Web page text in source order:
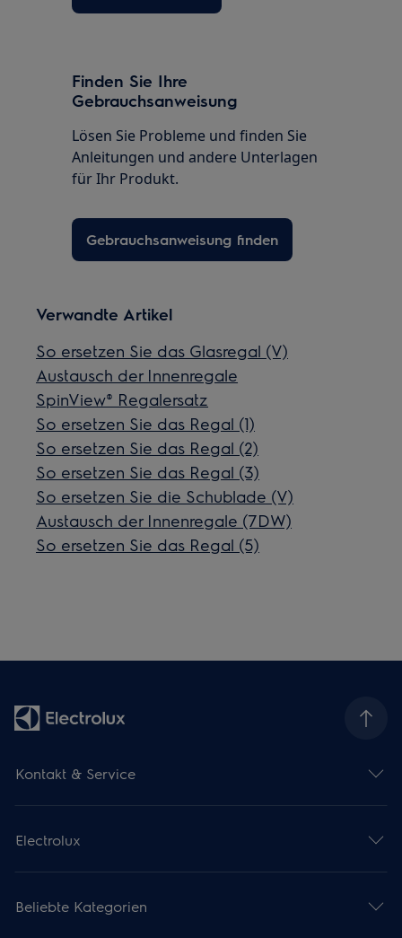
Finden Sie Ihre
Gebrauchsanweisung
Lösen Sie Probleme und finden Sie
Anleitungen und andere Unterlagen
für Ihr Produkt.
Gebrauchsanweisung finden
Verwandte Artikel
So ersetzen Sie das Glasregal (V)
Austausch der Innenregale
SpinView® Regalersatz
So ersetzen Sie das Regal (1)
So ersetzen Sie das Regal (2)
So ersetzen Sie das Regal (3)
So ersetzen Sie die Schublade (V)
Austausch der Innenregale (7DW)
So ersetzen Sie das Regal (5)
Kontakt & Service
Electrolux
Beliebte Kategorien